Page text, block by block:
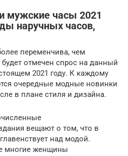
мужские часы 2021
наручных часов,
переменчива, чем
отмечен спрос на данный
2021 году. К каждому
очередные модные новинки
в плане стиля и дизайна.
вещают о том, что в
над модой.
многие женщины